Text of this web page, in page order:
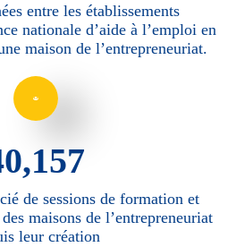
entre les établissements
nationale d’aide à l’emploi en
maison de l’entrepreneuriat.
de sessions de formation et
maisons de l’entrepreneuriat
leur création